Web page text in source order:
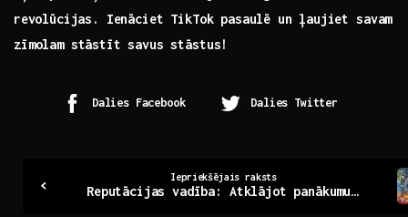
⁢revolūcijas. Ienāciet TikTok pasaulē ⁢un ļaujiet savam
zīmolam stāstīt savus stāstus!
Dalies Facebook Dalies Twitter
Reading
Iepriekšējais raksts
Reputācijas vadība: Atklājot panākumu atslēgas